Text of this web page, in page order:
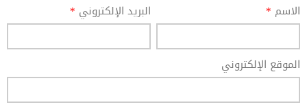
الاسم * البريد الإلكتروني *
الموقع الإلكتروني